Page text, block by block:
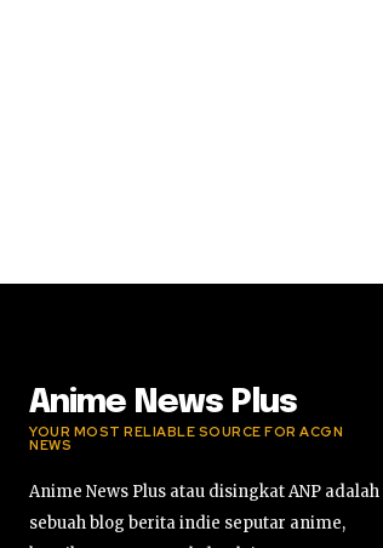
Anime News Plus
YOUR MOST RELIABLE SOURCE FOR ACGN
NEWS
Anime News Plus atau disingkat ANP adalah
sebuah blog berita indie seputar anime,